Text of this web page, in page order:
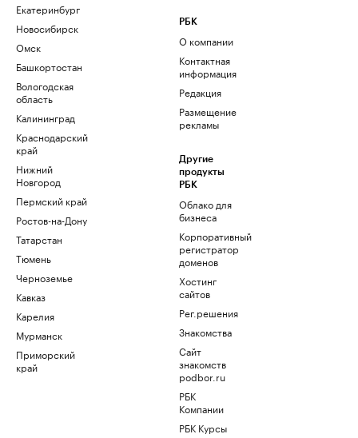
Екатеринбург
Новосибирск
Омск
Башкортостан
Вологодская
область
Калининград
Краснодарский
край
Нижний
Новгород
Пермский край
Ростов-на-Дону
Татарстан
Тюмень
Черноземье
Кавказ
Карелия
Мурманск
Приморский
край
РБК
О компании
Контактная
информация
Редакция
Размещение
рекламы
Другие
продукты
РБК
Облако для
бизнеса
Корпоративный
регистратор
доменов
Хостинг
сайтов
Рег.решения
Знакомства
Сайт
знакомств
podbor.ru
РБК
Компании
РБК Курсы